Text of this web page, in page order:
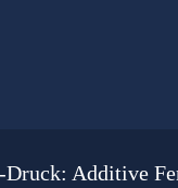
Additive